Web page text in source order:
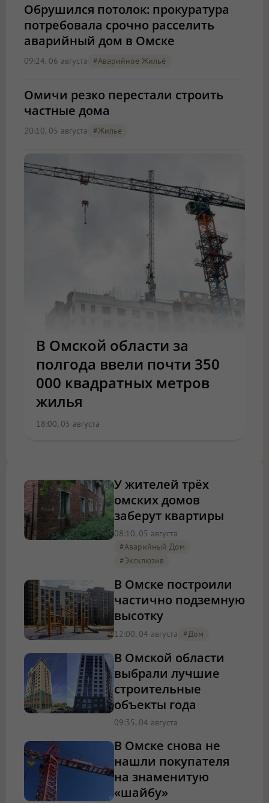
Обрушился потолок: прокуратура
потребовала срочно расселить
аварийный дом в Омске
09:24, 06 августа #аварийное Жильё
Омичи резко перестали строить
частные дома
20:10, 05 августа #жилье
В Омской области за
полгода ввели почти 350
000 квадратных метров
жилья
18:00, 05 августа
У жителей трёх
омских домов
заберут квартиры
08:10, 05 августа
#аварийный Дом
#эксклюзив
В Омске построили
частично подземную
высотку
12:00, 04 августа #дом
В Омской области
выбрали лучшие
строительные
объекты года
09:35, 04 августа
В Омске снова не
нашли покупателя
на знаменитую
«шайбу»